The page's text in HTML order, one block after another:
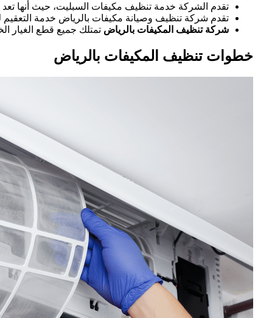
تقدم الشركة خدمة تنظيف مكيفات السبليت، حيث أنها
تقدم شركة تنظيف وصيانة مكيفات بالرياض خدمة
شركة تنظيف المكيفات بالرياض تمتلك جميع قطع الغيار
خطوات تنظيف المكيفات بالرياض